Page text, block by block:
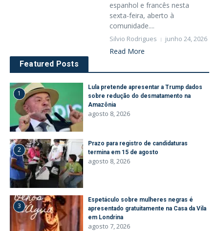
espanhol e francês nesta
sexta-feira, aberto à
comunidade....
Silvio Rodrigues junho 24, 2026
Read More
Featured Posts
1
Lula pretende apresentar a Trump dados
sobre redução do desmatamento na
Amazônia
agosto 8, 2026
2
Prazo para registro de candidaturas
termina em 15 de agosto
agosto 8, 2026
3
Espetáculo sobre mulheres negras é
apresentado gratuitamente na Casa da Vila
em Londrina
agosto 7, 2026